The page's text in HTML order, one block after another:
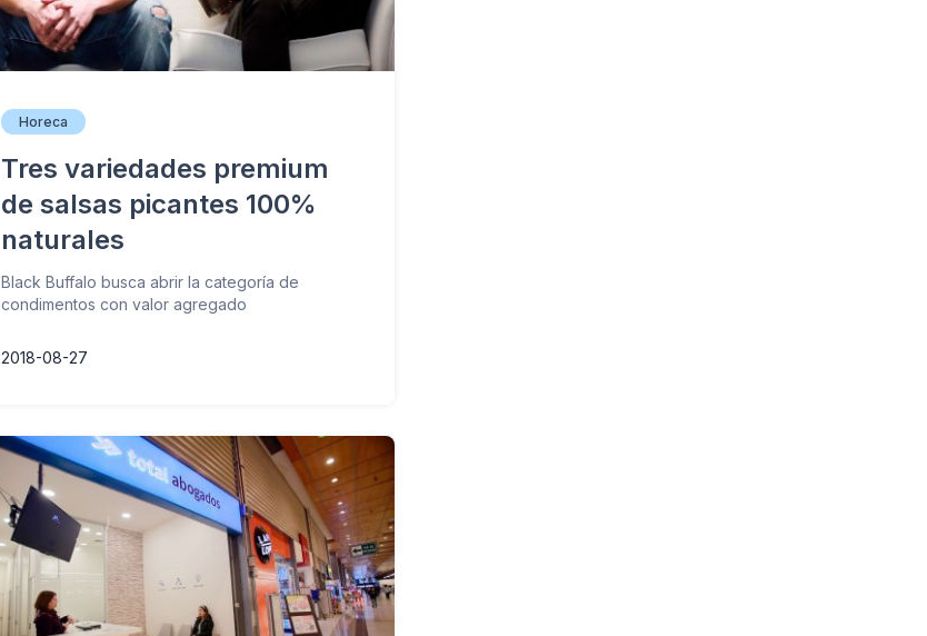
Horeca
Tres variedades premium
de salsas picantes 100%
naturales
Black Buffalo busca abrir la categoría de
condimentos con valor agregado
2018-08-27